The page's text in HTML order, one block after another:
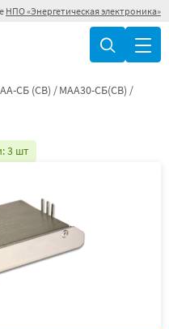
НПО «Энергетическая электроника»
СБ (СВ)
МАА30-СБ(СВ)
3 шт